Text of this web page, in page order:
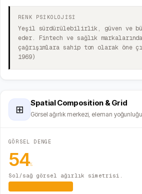
RENK PSİKOLOJİSİ
Yeşil sürdürülebilirlik, güven ve
eder. Fintech ve sağlık
çağrışımlara sahip ton olarak öne
1969)
⊞
Spatial Composition & Grid
Görsel ağırlık merkezi, eleman
GÖRSEL DENGE
54%
Sol/sağ görsel ağırlık simetrisi.